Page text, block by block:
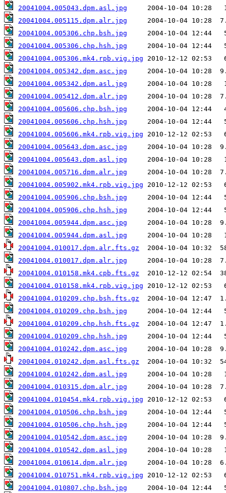
20041004.005043.dpm.asl.jpg
20041004.005115.dpm.alr.jpg
20041004.005306.chp.bsh.jpg
20041004.005306.chp.hsh.jpg
20041004.005306.mk4.rpb.vig.jpg
20041004.005342.dpm.asc.jpg
20041004.005342.dpm.asl.jpg
20041004.005412.dpm.alr.jpg
20041004.005606.chp.bsh.jpg
20041004.005606.chp.hsh.jpg
20041004.005606.mk4.rpb.vig.jpg
20041004.005643.dpm.asc.jpg
20041004.005643.dpm.asl.jpg
20041004.005716.dpm.alr.jpg
20041004.005902.mk4.rpb.vig.jpg
20041004.005906.chp.bsh.jpg
20041004.005906.chp.hsh.jpg
20041004.005944.dpm.asc.jpg
20041004.005944.dpm.asl.jpg
20041004.010017.dpm.alr.fts.gz
20041004.010017.dpm.alr.jpg
20041004.010158.mk4.cpb.fts.gz
20041004.010158.mk4.rpb.vig.jpg
20041004.010209.chp.bsh.fts.gz
20041004.010209.chp.bsh.jpg
20041004.010209.chp.hsh.fts.gz
20041004.010209.chp.hsh.jpg
20041004.010242.dpm.asc.jpg
20041004.010242.dpm.asl.fts.gz
20041004.010242.dpm.asl.jpg
20041004.010315.dpm.alr.jpg
20041004.010454.mk4.rpb.vig.jpg
20041004.010506.chp.bsh.jpg
20041004.010506.chp.hsh.jpg
20041004.010542.dpm.asc.jpg
20041004.010542.dpm.asl.jpg
20041004.010614.dpm.alr.jpg
20041004.010751.mk4.rpb.vig.jpg
20041004.010807.chp.bsh.jpg